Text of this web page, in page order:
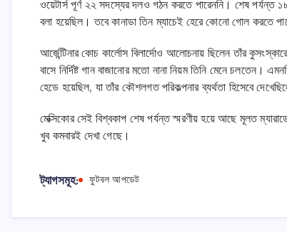
ওয়েটার্স পূর্ণ ২২ সদস্যের দলও গঠন করতে পারেননি। শেষ
বলা হয়েছিল। তবে কানাডা তিন ম্যাচেই হেরে কোনো গোল করতে
আর্জেন্টিনার কোচ কার্লোস বিলার্দোও আলোচনায় ছিলেন তাঁর
বাসে নির্দিষ্ট গান বাজানোর মতো নানা নিয়ম তিনি মেনে চলতেন।
হেডে হয়েছিল, যা তাঁর কৌশলগত পরিকল্পনার ব্যর্থতা হিসেবে
মেক্সিকোর সেই বিশ্বকাপ শেষ পর্যন্ত স্মরণীয় হয়ে আছে মূলত
খুব কমবারই দেখা গেছে।
ট্যাগসমূহ: ফুটবল আপডেট